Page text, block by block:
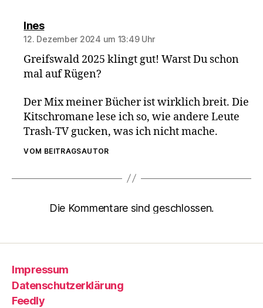
Inessagt:
12. Dezember 2024 um 13:49 Uhr
Greifswald 2025 klingt gut! Warst Du schon
mal auf Rügen?
Der Mix meiner Bücher ist wirklich breit. Die
Kitschromane lese ich so, wie andere Leute
Trash-TV gucken, was ich nicht mache.
VOM BEITRAGSAUTOR
Die Kommentare sind geschlossen.
Impressum
Datenschutzerklärung
Feedly